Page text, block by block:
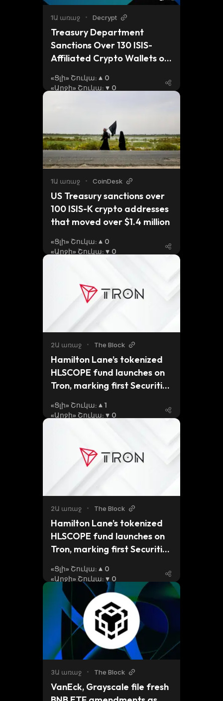
1Ա առաջ • Decrypt
Treasury Department
Sanctions Over 130 ISIS-
Affiliated Crypto Wallets on
«Ցլի» Շուկա:
0
«Արջի» Շուկա: 0
1Ա առաջ • CoinDesk
US Treasury sanctions over
100 ISIS-K crypto addresses
that moved over $1.4 million
«Ցլի» Շուկա:
0
«Արջի» Շուկա: 0
2Ա առաջ • The Block
Hamilton Lane’s tokenized
HLSCOPE fund launches on
Tron, marking first Securitize
maligned blockchain
«Ցլի» Շուկա:
1
«Արջի» Շուկա: 0
2Ա առաջ • The Block
Hamilton Lane’s tokenized
HLSCOPE fund launches on
Tron, marking first Securitize
«Ցլի» Շուկա:
0
«Արջի» Շուկա: 0
3Ա առաջ • The Block
VanEck, Grayscale file fresh